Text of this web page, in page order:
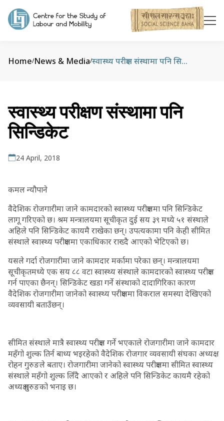
Home/News & Media/ स्वास्थ्य परीक्षण संस्थामा पनि सिन्डिकेट
स्वास्थ्य परीक्षण संस्थामा पनि
सिन्डिकेट
24 April, 2018
कमल न्यौपाने
वैदेशिक रोजगारीमा जाने कामदारको स्वास्थ्य परीक्षणमा पनि सिन्डिकेट
लागू गरिएको छ। श्रम मन्त्रालयमा सूचीकृत दुई सय ३९ मध्ये ५१ संस्थाले
अहिले पनि सिन्डिकेट कायमै राखेका छन्। उपत्यकामा पनि केही सीमित
संस्थाले स्वास्थ्य परीक्षणमा एकाधिकार राख्दै आएको भेटिएको छ।
यसले गर्दा रोजगारीमा जाने कामदार मर्कामा परेका छन्। मन्त्रालयमा
सूचीकृतमध्ये एक सय ८८ वटा स्वास्थ्य संस्थाले कामदारको स्वास्थ्य परीक्षण
गर्न पाएका छैनन्। सिन्डिकेट खडा गर्ने संस्थाको दादागिरिका कारण
वैदेशिक रोजगारीमा जानेको स्वास्थ्य परीक्षणमा विकराल समस्या देखिएको
व्यवसायी बताउँछन्।
सीमित संस्थाले मात्रै स्वास्थ्य परीक्षण गर्ने भएकाले रोजगारीमा जाने कामदार
महँगो शुल्क तिर्न बाध्य भइरहेको वैदेशिक रोजगार व्यवसायी संघका अध्यक्ष
रोहन गुरुङले बताए। रोजगारीमा जानेको स्वास्थ्य परीक्षणमा सीमित स्वास्थ्य
संस्थाले महँगो शुल्क लिँदै आएको र अहिले पनि सिन्डिकेट कायमै रहेको
अध्यक्ष गुरुङको भनाइ छ।